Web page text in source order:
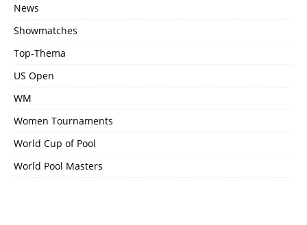
News
Showmatches
Top-Thema
US Open
WM
Women Tournaments
World Cup of Pool
World Pool Masters